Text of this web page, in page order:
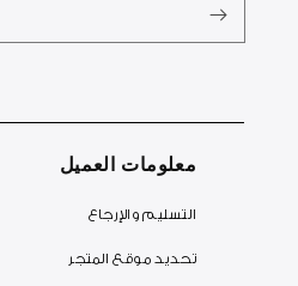
معلومات العميل
التسليم والإرجاع
تحديد موقع المتجر